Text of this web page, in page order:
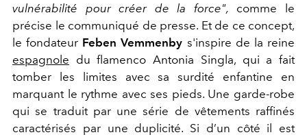
vulnérabilité pour créer de la force", comme le
précise le communiqué de presse. Et de ce concept,
le fondateur Feben Vemmenby s'inspire de la reine
espagnole du flamenco Antonia Singla, qui a fait
tomber les limites avec sa surdité enfantine en
marquant le rythme avec ses pieds. Une garde-robe
qui se traduit par une série de vêtements raffinés
caractérisés par une duplicité. Si d’un côté il est